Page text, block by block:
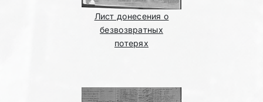
Лист донесения о
безвозвратных
потерях